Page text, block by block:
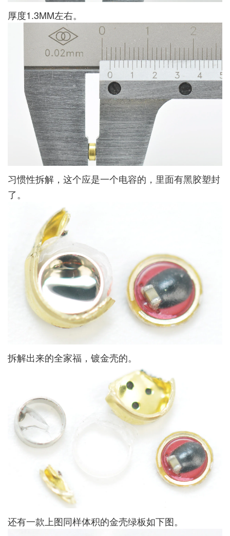
厚度1.3MM左右。
习惯性拆解，这个应是一个电容的，里面有黑胶塑封
了。
拆解出来的全家福，镀金壳的。
还有一款上图同样体积的金壳绿板如下图。